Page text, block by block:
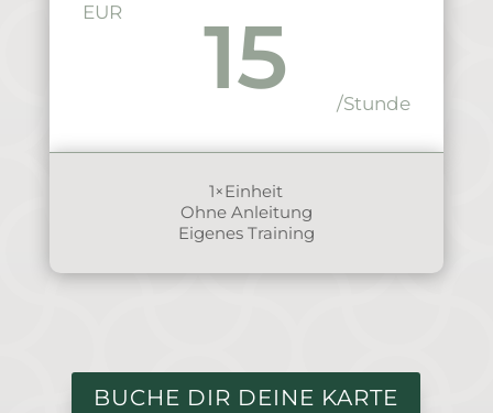
EUR 15 /Stunde
1×Einheit
Ohne Anleitung
Eigenes Training
BUCHE DIR DEINE KARTE